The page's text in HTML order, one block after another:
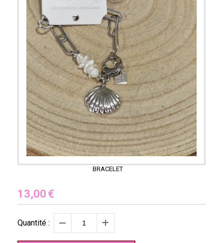
BRACELET
13,00 €
Quantité :